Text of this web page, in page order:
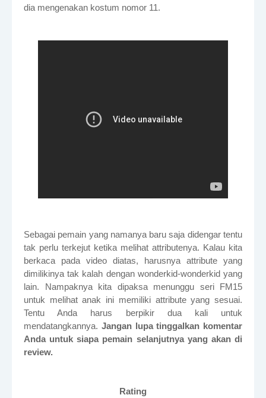
dia mengenakan kostum nomor 11.
Sebagai pemain yang namanya baru saja didengar tentu
tak perlu terkejut ketika melihat attributenya. Kalau kita
berkaca pada video diatas, harusnya attribute yang
dimilikinya tak kalah dengan wonderkid-wonderkid yang
lain. Nampaknya kita dipaksa menunggu seri FM15
untuk melihat anak ini memiliki attribute yang sesuai.
Tentu Anda harus berpikir dua kali untuk
mendatangkannya. Jangan lupa tinggalkan komentar
Anda untuk siapa pemain selanjutnya yang akan di
review.
Rating